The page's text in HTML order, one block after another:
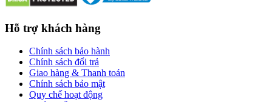
Hỗ trợ khách hàng
Chính sách bảo hành
Chính sách đổi trả
Giao hàng & Thanh toán
Chính sách bảo mật
Quy chế hoạt động